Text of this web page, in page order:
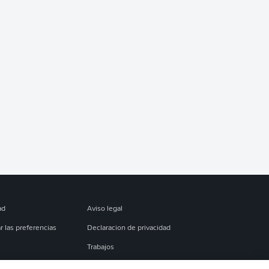
Aviso legal
las preferencias Declaracion de privacidad
Trabajos